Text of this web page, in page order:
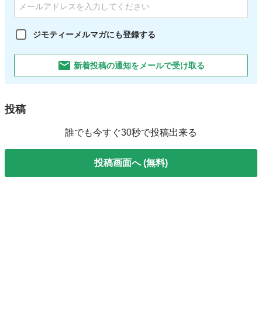
ジモティーメルマガにも登録する
新着投稿の通知をメールで受け取る
投稿
誰でも今すぐ30秒で投稿出来る
投稿画面へ (無料)